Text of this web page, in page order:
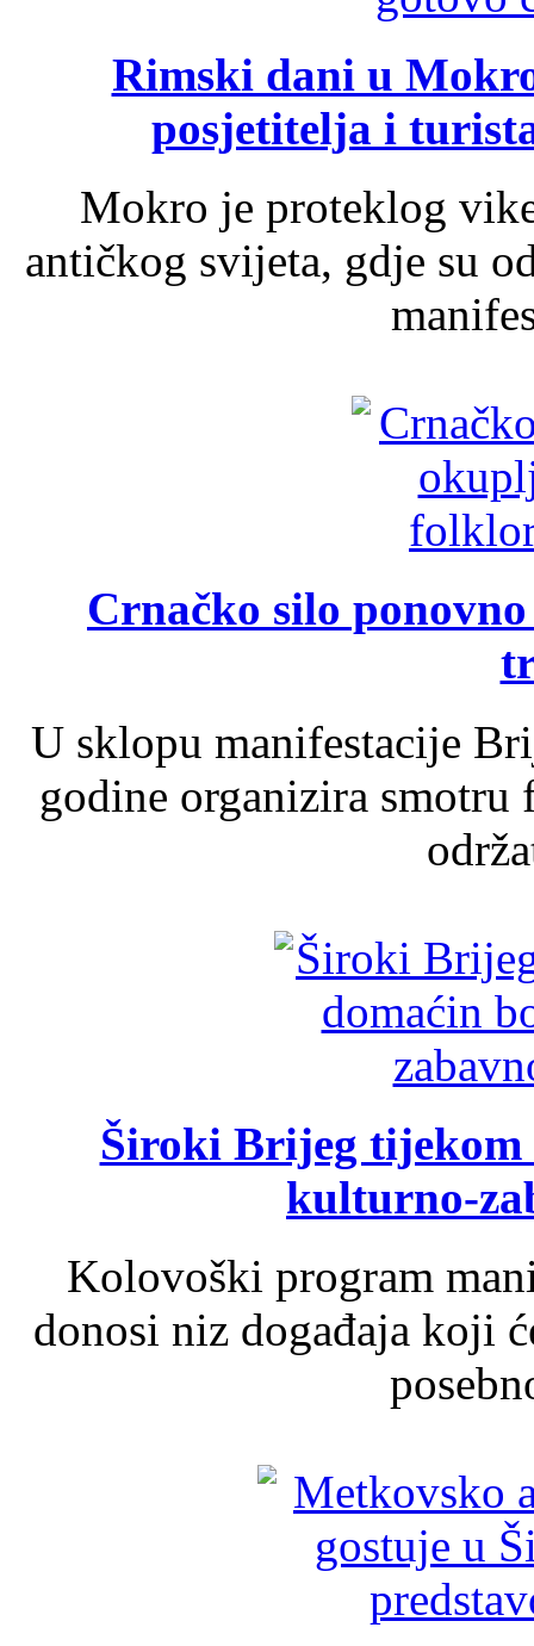
Rimski dani u
posjetitelja i
Mokro je proteklog
antičkog svijeta, gdje su
Crnačko silo
U sklopu manifestacije
godine organizira
Široki Brijeg tijekom
kulturno-
Kolovoški program
donosi niz događaja koji